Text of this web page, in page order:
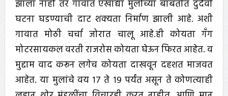
झाला नाही तर गावात एखाद्या मुलीच्या बाबतीत दुर्दैवी
घटना घडण्याची दाट शक्यता निर्माण झाली आहे. अशी
गावात मोठी चर्चा जोरात चालू आहे.ही कोयता गॅंग
मोटरसायकल वरती राजरोस कोयता घेऊन फिरत आहेत. व
मुद्दाम वाद करून लगेच कोयता दाखवून दहशत माजवत
आहेत. या मुलांचे वय १७ ते १९ पर्यंत असून ते कोणत्याही